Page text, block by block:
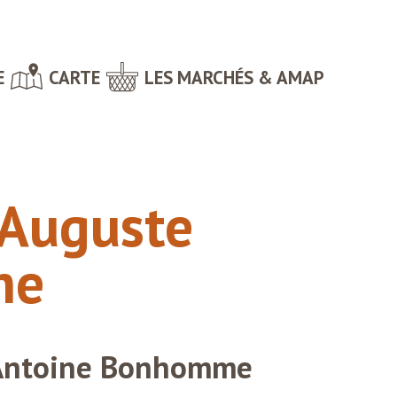
CARTE LES MARCHÉS & AMAP
Bonhomme